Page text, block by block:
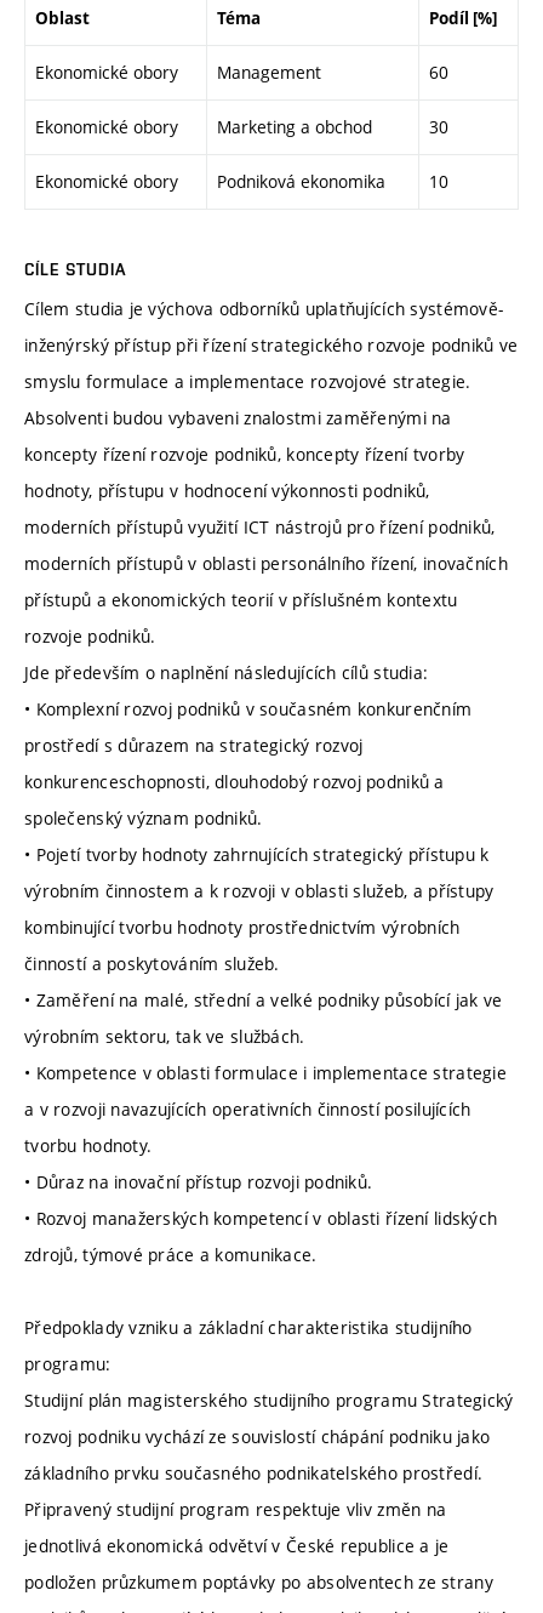
Oblast Téma Podíl [%]
Ekonomické obory Management 60
Ekonomické obory Marketing a obchod 30
Ekonomické obory Podniková ekonomika 10
CÍLE STUDIA
Cílem studia je výchova odborníků uplatňujících systémově-
inženýrský přístup při řízení strategického rozvoje podniků ve
smyslu formulace a implementace rozvojové strategie.
Absolventi budou vybaveni znalostmi zaměřenými na
koncepty řízení rozvoje podniků, koncepty řízení tvorby
hodnoty, přístupu v hodnocení výkonnosti podniků,
moderních přístupů využití ICT nástrojů pro řízení podniků,
moderních přístupů v oblasti personálního řízení, inovačních
přístupů a ekonomických teorií v příslušném kontextu
rozvoje podniků.
Jde především o naplnění následujících cílů studia:
• Komplexní rozvoj podniků v současném konkurenčním
prostředí s důrazem na strategický rozvoj
konkurenceschopnosti, dlouhodobý rozvoj podniků a
společenský význam podniků.
• Pojetí tvorby hodnoty zahrnujících strategický přístupu k
výrobním činnostem a k rozvoji v oblasti služeb, a přístupy
kombinující tvorbu hodnoty prostřednictvím výrobních
činností a poskytováním služeb.
• Zaměření na malé, střední a velké podniky působící jak ve
výrobním sektoru, tak ve službách.
• Kompetence v oblasti formulace i implementace strategie
a v rozvoji navazujících operativních činností posilujících
tvorbu hodnoty.
• Důraz na inovační přístup rozvoji podniků.
• Rozvoj manažerských kompetencí v oblasti řízení lidských
zdrojů, týmové práce a komunikace.
Předpoklady vzniku a základní charakteristika studijního
programu:
Studijní plán magisterského studijního programu Strategický
rozvoj podniku vychází ze souvislostí chápání podniku jako
základního prvku současného podnikatelského prostředí.
Připravený studijní program respektuje vliv změn na
jednotlivá ekonomická odvětví v České republice a je
podložen průzkumem poptávky po absolventech ze strany